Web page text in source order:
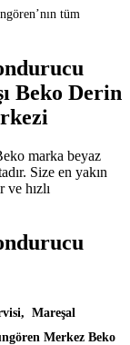
tüm
Beko Derin
marka beyaz
Size en yakın
hızlı
Mareşal
Merkez Beko